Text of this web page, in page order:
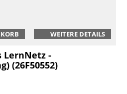
WEITERE DETAILS
LernNetz -
(26F50552)